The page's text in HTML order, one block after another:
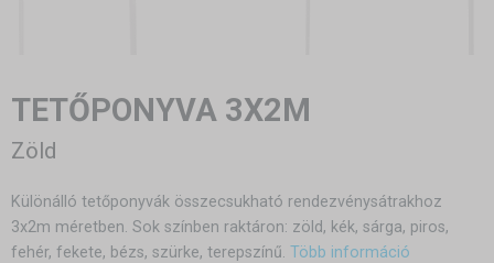
TETŐPONYVA 3X2M
Zöld
Különálló tetőponyvák összecsukható rendezvénysátrakhoz
3x2m méretben. Sok színben raktáron: zöld, kék, sárga, piros,
fehér, fekete, bézs, szürke, terepszínű. Több információ